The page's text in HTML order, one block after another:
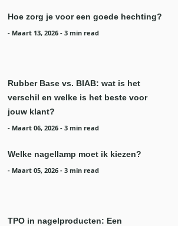
Hoe zorg je voor een goede hechting?
- Maart 13, 2026 - 3 min read
Rubber Base vs. BIAB: wat is het
verschil en welke is het beste voor
jouw klant?
- Maart 06, 2026 - 3 min read
Welke nagellamp moet ik kiezen?
- Maart 05, 2026 - 3 min read
TPO in nagelproducten: Een